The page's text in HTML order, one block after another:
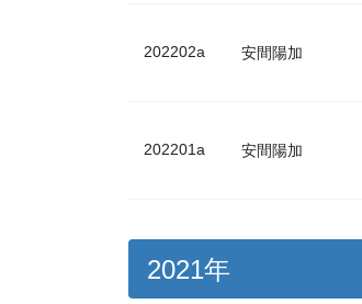
202202a 安間陽加
202201a 安間陽加
2021年